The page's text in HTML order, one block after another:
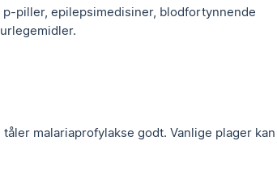
piller, epilepsimedisiner, blodfortynnende
malariaprofylakse godt. Vanlige plager kan